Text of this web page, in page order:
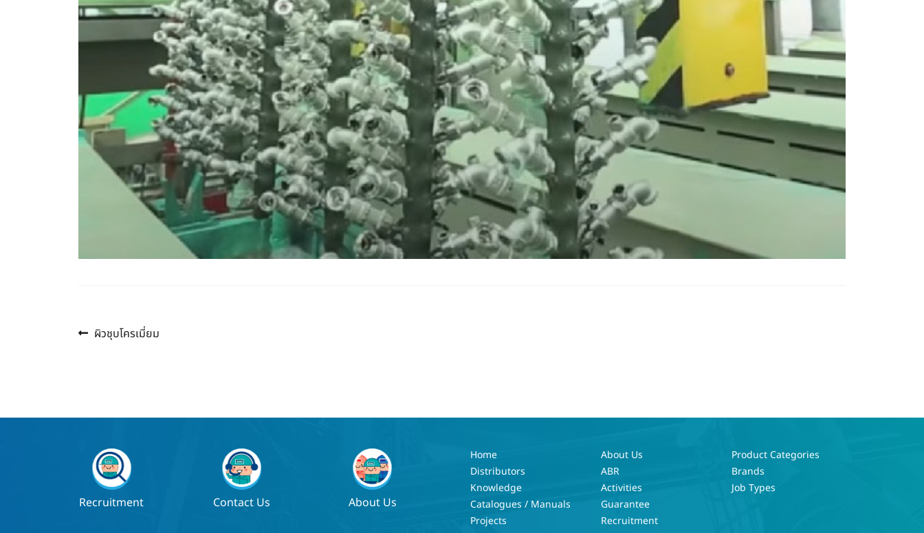
แนะแนว
Previous
ผิวชุบโครเมี่ยม
Recruitment Contact Us About Us
Home
Distributors
Knowledge
Catalogues / Manuals
Projects
About Us
ABR
Activities
Guarantee
Recruitment
Product Categories
Brands
Job Types